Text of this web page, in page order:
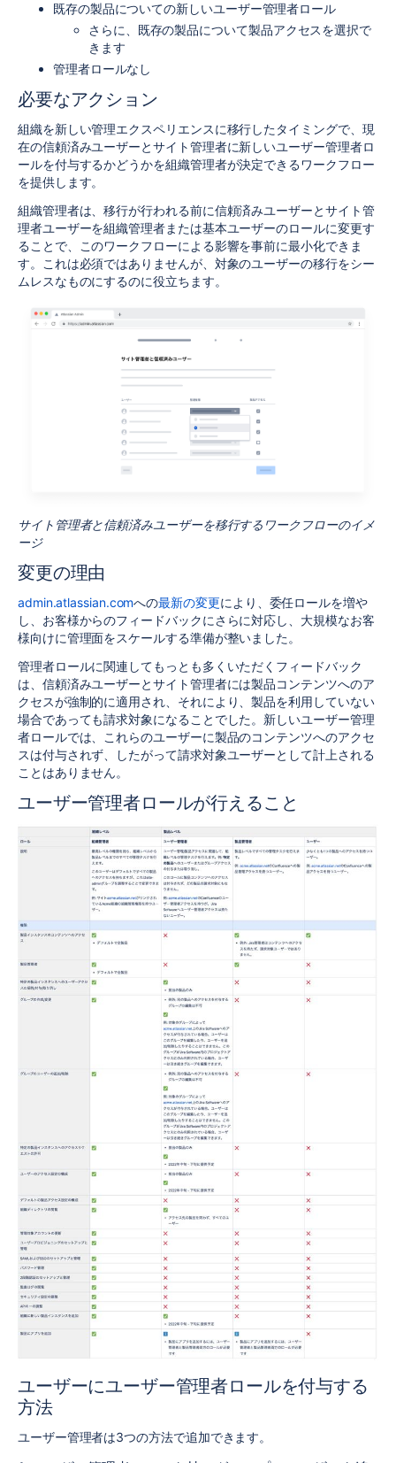
既存の製品についての新しいユーザー管理者ロール
さらに、既存の製品について製品アクセスを選択で
きます
管理者ロールなし
必要なアクション
組織を新しい管理エクスペリエンスに移行したタイミングで、現
在の信頼済みユーザーとサイト管理者に新しいユーザー管理者ロ
ールを付与するかどうかを組織管理者が決定できるワークフロー
を提供します。
組織管理者は、移行が行われる前に信頼済みユーザーとサイト管
理者ユーザーを組織管理者または基本ユーザーのロールに変更す
ることで、このワークフローによる影響を事前に最小化できま
す。これは必須ではありませんが、対象のユーザーの移行をシー
ムレスなものにするのに役立ちます。
サイト管理者と信頼済みユーザーを移行するワークフローのイメ
ージ
変更の理由
admin.atlassian.comへの最新の変更により、委任ロールを増や
し、お客様からのフィードバックにさらに対応し、大規模なお客
様向けに管理面をスケールする準備が整いました。
管理者ロールに関連してもっとも多くいただくフィードバック
は、信頼済みユーザーとサイト管理者には製品コンテンツへのア
クセスが強制的に適用され、それにより、製品を利用していない
場合であっても請求対象になることでした。新しいユーザー管理
者ロールでは、これらのユーザーに製品のコンテンツへのアクセ
スは付与されず、したがって請求対象ユーザーとして計上される
ことはありません。
ユーザー管理者ロールが行えること
ユーザーにユーザー管理者ロールを付与する
方法
ユーザー管理者は3つの方法で追加できます。